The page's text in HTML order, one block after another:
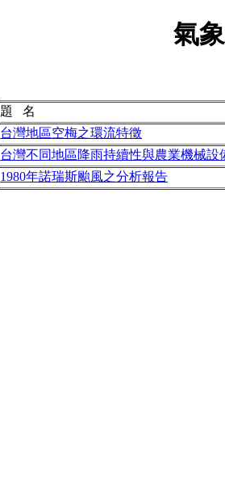
氣
題 名
台灣地區空梅之環流特徵
台灣不同地區降雨持續性與農業機械設
1980年諾瑞斯颱風之分析報告